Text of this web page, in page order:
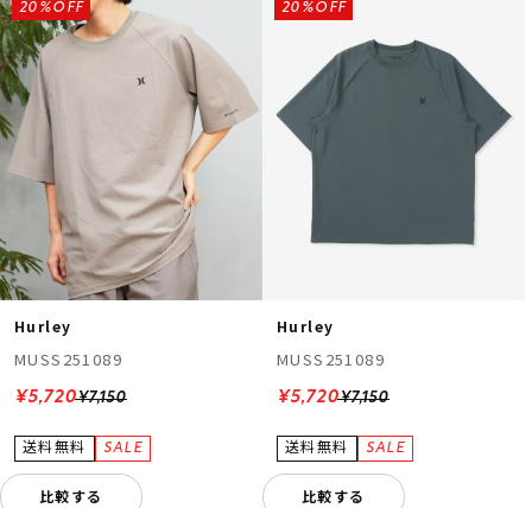
Hurley
MUSS251089
¥7,150
20%OFF
¥5,720
比較する
Hurley
MUSS251089
¥7,150
20%OFF
¥5,720
比較する